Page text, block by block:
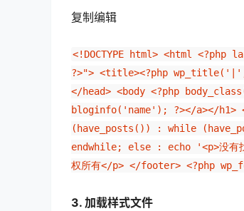
复制编辑
<!DOCTYPE html> <html
?>"> <title><?php
</head> <body <?php
bloginfo('name'); ?></a></h1>
(have_posts()) : while
endwhile; else : echo '<p>没
权所有</p> </footer> <?php
3. 加载样式文件